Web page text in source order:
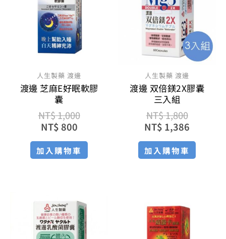
人生製藥 渡邊
渡邊 芝麻E好眠軟膠
囊
NT$1,000
格：
NT$ 1,000。
NT$ 800
格：
NT$ 800。
加入購物車
人生製藥 渡邊
渡邊 双倍鎂2X膠囊
三入組
NT$1,800
格：
NT$
NT$ 1,386
格：
NT$
加入購物車
始
價
格：
始
價
格：